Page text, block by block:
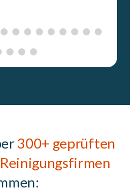
300+ geprüften